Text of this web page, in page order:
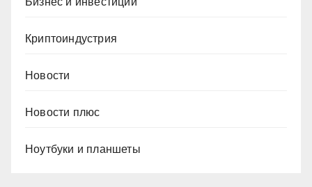
Криптоиндустрия
Новости
Новости плюс
Ноутбуки и планшеты